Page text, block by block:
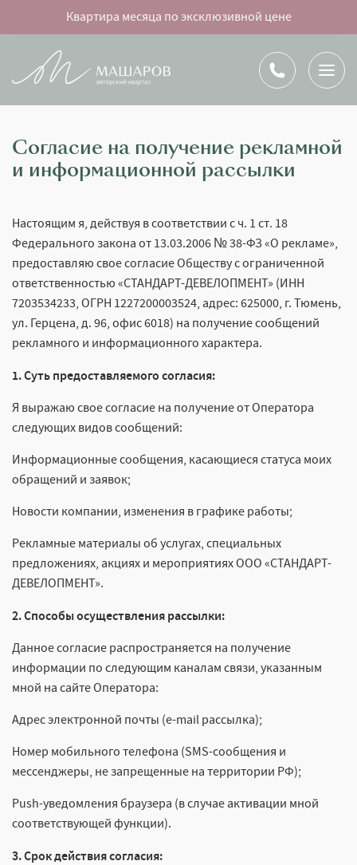
Квартира месяца по эксклюзивной цене
Согласие на получение рекламной
и информационной рассылки
Настоящим я, действуя в соответствии с ч. 1 ст. 18
Федерального закона от 13.03.2006 № 38-ФЗ «О рекламе»,
предоставляю свое согласие Обществу с ограниченной
ответственностью «СТАНДАРТ-ДЕВЕЛОПМЕНТ» (ИНН
7203534233, ОГРН 1227200003524, адрес: 625000, г. Тюмень,
ул. Герцена, д. 96, офис 6018) на получение сообщений
рекламного и информационного характера.
1. Суть предоставляемого согласия:
Я выражаю свое согласие на получение от Оператора
следующих видов сообщений:
Информационные сообщения, касающиеся статуса моих
обращений и заявок;
Новости компании, изменения в графике работы;
Рекламные материалы об услугах, специальных
предложениях, акциях и мероприятиях ООО «СТАНДАРТ-
ДЕВЕЛОПМЕНТ».
2. Способы осуществления рассылки:
Данное согласие распространяется на получение
информации по следующим каналам связи, указанным
мной на сайте Оператора:
Адрес электронной почты (e-mail рассылка);
Номер мобильного телефона (SMS-сообщения и
мессенджеры, не запрещенные на территории РФ);
Push-уведомления браузера (в случае активации мной
соответствующей функции).
3. Срок действия согласия: